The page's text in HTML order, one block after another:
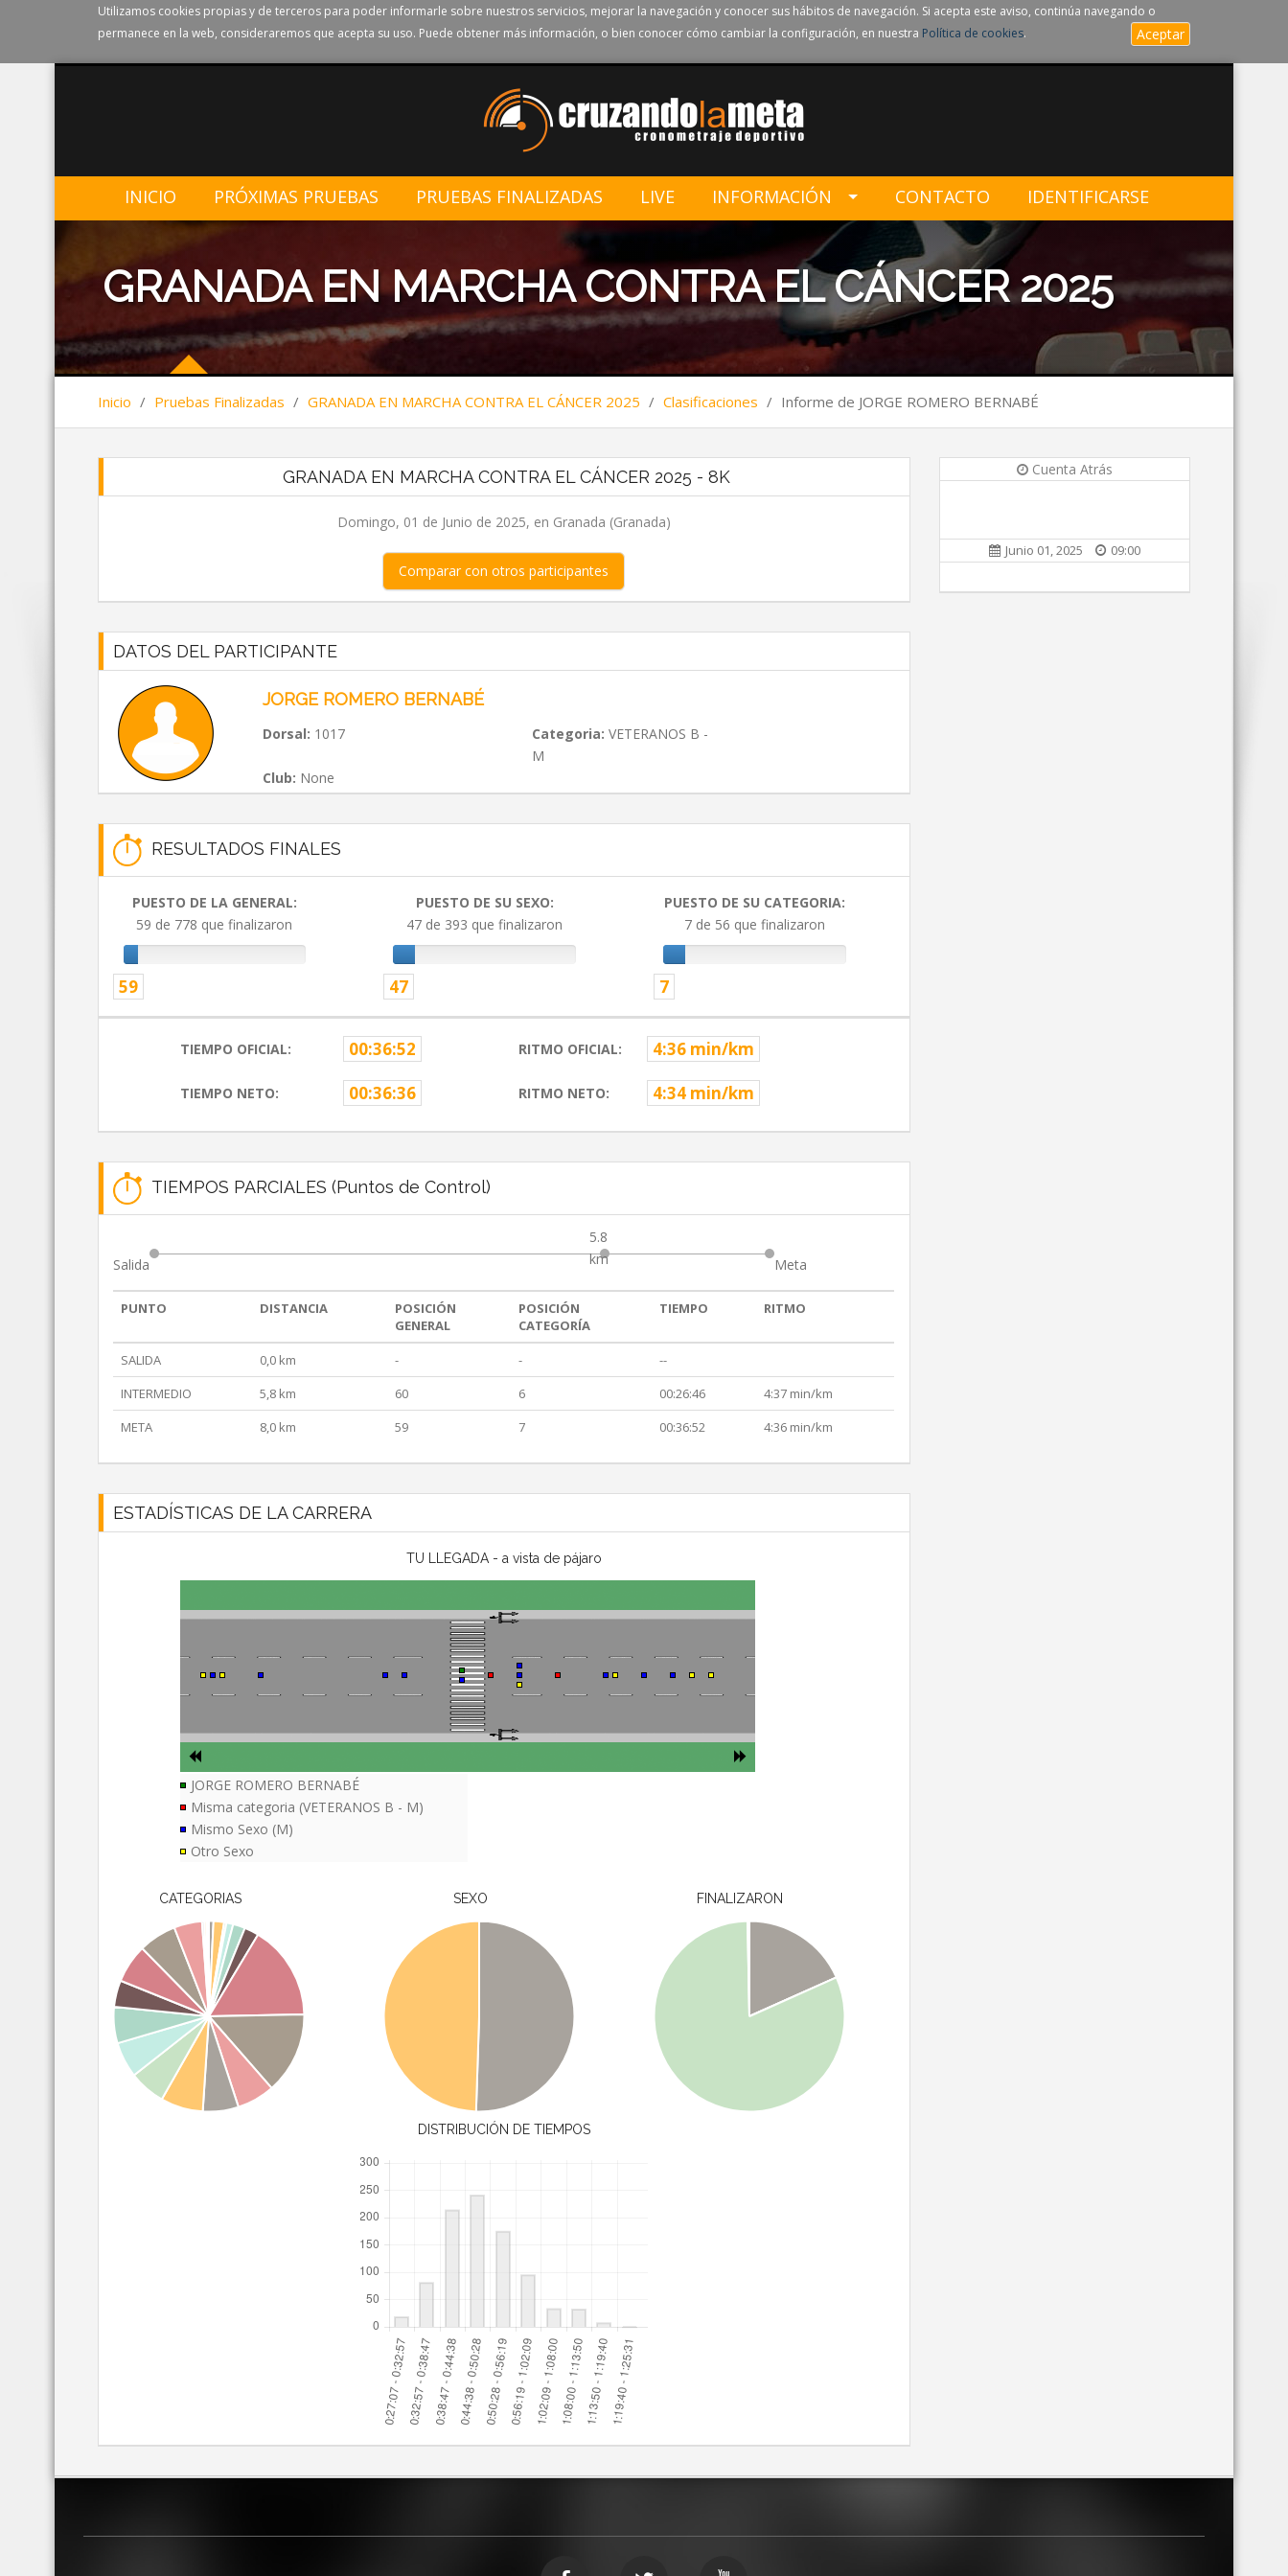
Utilizamos cookies propias y de terceros para poder informarle sobre nuestros servicios, mejorar la navegación y conocer sus hábitos de navegación. Si acepta este aviso, continúa navegando o
permanece en la web, consideraremos que acepta su uso. Puede obtener más información, o bien conocer cómo cambiar la configuración, en nuestra Política de cookies. Aceptar
INICIO PRÓXIMAS PRUEBAS PRUEBAS FINALIZADAS LIVE INFORMACIÓN CONTACTO IDENTIFICARSE
GRANADA EN MARCHA CONTRA EL CÁNCER 2025
Inicio / Pruebas Finalizadas / GRANADA EN MARCHA CONTRA EL CÁNCER 2025 / Clasificaciones / Informe de JORGE ROMERO BERNABÉ
GRANADA EN MARCHA CONTRA EL CÁNCER 2025 - 8K
Domingo, 01 de Junio de 2025, en Granada (Granada)
Comparar con otros participantes
DATOS DEL PARTICIPANTE
JORGE ROMERO BERNABÉ
Dorsal: 1017 Categoria: VETERANOS B -
M
Club: None
RESULTADOS FINALES
PUESTO DE LA GENERAL:
59 de 778 que finalizaron
59
PUESTO DE SU SEXO:
47 de 393 que finalizaron
47
PUESTO DE SU CATEGORIA:
7 de 56 que finalizaron
7
TIEMPO OFICIAL: 00:36:52 RITMO OFICIAL: 4:36 min/km
TIEMPO NETO: 00:36:36 RITMO NETO: 4:34 min/km
TIEMPOS PARCIALES (Puntos de Control)
Salida
5.8
km
Meta
PUNTO DISTANCIA
POSICIÓN
GENERAL
POSICIÓN
CATEGORÍA
TIEMPO RITMO
SALIDA 0,0 km - -
--
INTERMEDIO
5,8 km 60 6 00:26:46
4:37 min/km
META
8,0 km 59 7 00:36:52 4:36 min/km
ESTADÍSTICAS DE LA CARRERA
TU LLEGADA - a vista de pájaro
JORGE ROMERO BERNABÉ
Misma categoria (VETERANOS B - M)
Mismo Sexo (M)
Otro Sexo
CATEGORIAS SEXO FINALIZARON
DISTRIBUCIÓN DE TIEMPOS
Cuenta Atrás
Junio 01, 2025 09:00